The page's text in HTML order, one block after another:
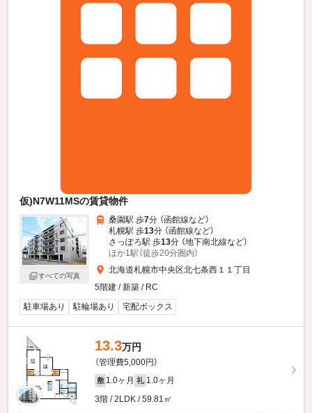
仮)N7W11MSの賃貸物件
すべての写真
桑園駅 歩7分 （函館線など）
札幌駅 歩13分 （函館線など）
さっぽろ駅 歩13分 （地下南北線など）
ほか1駅（徒歩20分圏内）
北海道札幌市中央区北七条西１１丁目
5階建 / 新築 / RC
駐車場あり
駐輪場あり 宅配ボックス
13.3万円
（管理費5,000円）
敷 1.0ヶ月 礼 1.0ヶ月
3階 / 2LDK / 59.81㎡